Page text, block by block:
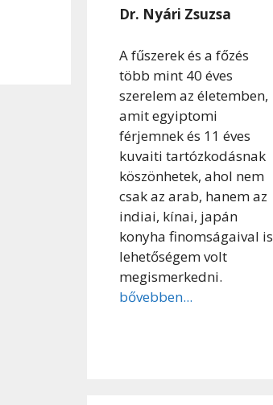
Dr. Nyári Zsuzsa
A fűszerek és a főzés
több mint 40 éves
szerelem az életemben,
amit egyiptomi
férjemnek és 11 éves
kuvaiti tartózkodásnak
köszönhetek, ahol nem
csak az arab, hanem az
indiai, kínai, japán
konyha finomságaival is
lehetőségem volt
megismerkedni.
bővebben...